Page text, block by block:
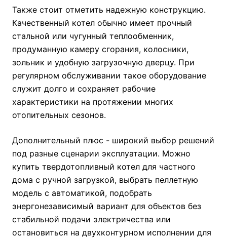
Также стоит отметить надежную конструкцию.
Качественный котел обычно имеет прочный
стальной или чугунный теплообменник,
продуманную камеру сгорания, колосники,
зольник и удобную загрузочную дверцу. При
регулярном обслуживании такое оборудование
служит долго и сохраняет рабочие
характеристики на протяжении многих
отопительных сезонов.
Дополнительный плюс - широкий выбор решений
под разные сценарии эксплуатации. Можно
купить твердотопливный котел для частного
дома с ручной загрузкой, выбрать пеллетную
модель с автоматикой, подобрать
энергонезависимый вариант для объектов без
стабильной подачи электричества или
остановиться на двухконтурном исполнении для